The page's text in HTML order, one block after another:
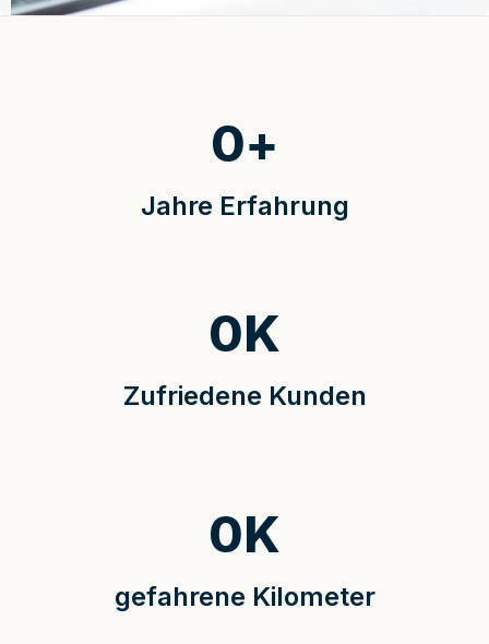
Jahre Erfahrung
0+
Zufriedene Kunden
0K
gefahrene Kilometer
0K